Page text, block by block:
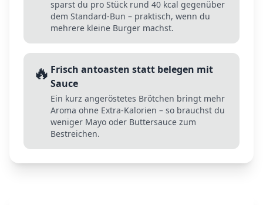
sparst du pro Stück rund 40 kcal gegenüber
dem Standard-Bun – praktisch, wenn du
mehrere kleine Burger machst.
🔥 Frisch antoasten statt belegen mit
Sauce
Ein kurz angeröstetes Brötchen bringt mehr
Aroma ohne Extra-Kalorien – so brauchst du
weniger Mayo oder Buttersauce zum
Bestreichen.